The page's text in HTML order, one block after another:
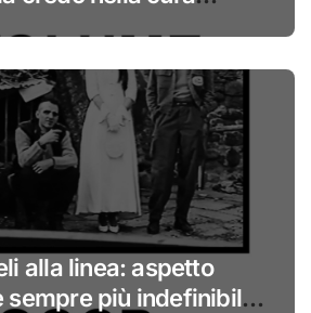
alla linea: aspetto
sempre più indefinibile